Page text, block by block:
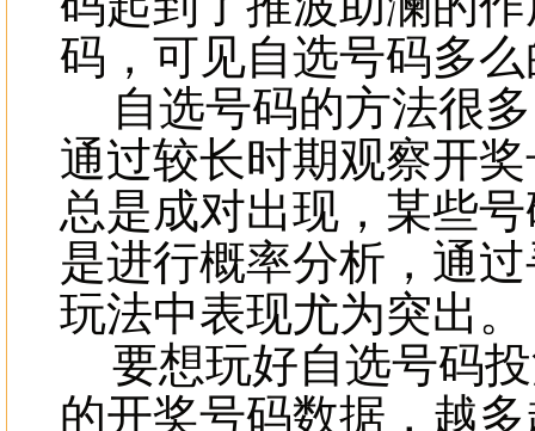
码，可见自选号码多
自选号码的方法很多
通过较长时期观察开
总是成对出现，某些
是进行概率分析，通
玩法中表现尤为突出
要想玩好自选号码投
的开奖号码数据，越